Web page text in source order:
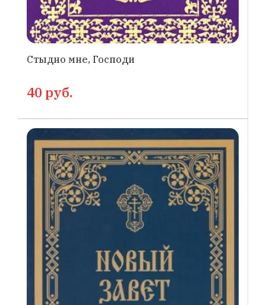
Стыдно мне, Господи
40 руб.